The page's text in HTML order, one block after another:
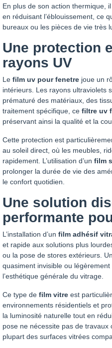
En plus de son action thermique,
en réduisant l’éblouissement, ce
bureaux ou les pièces de vie très
Une protection
rayons UV
Le film uv pour fenetre joue un
intérieurs. Les rayons ultraviolets
prématuré des matériaux, des
traitement spécifique, ce filtre uv
préservant ainsi la qualité et la
Cette protection est
au soleil direct, où les meubles,
rapidement. L’utilisation d’un film
prolonger la durée de vie des
le confort quotidien.
Une solution
performante
L’installation d’un film adhésif
et rapide aux solutions plus
ou la pose de stores extérieurs.
quasiment invisible ou
l’esthétique générale du vitrage.
Ce type de film vitre est
environnements résidentiels et
la luminosité naturelle tout en
pose ne nécessite pas de
plupart des surfaces vitrées